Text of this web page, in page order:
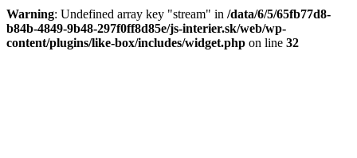
Warning: Undefined array key "stream" in /data/6/5/65fb77d8-
b84b-4849-9b48-297f0ff8d85e/js-interier.sk/web/wp-
content/plugins/like-box/includes/widget.php on line 32